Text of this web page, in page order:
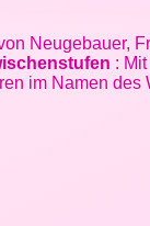
Neugebauer,
:
im Namen